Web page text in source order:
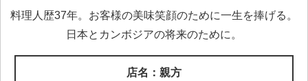
料理人歴37年。お客様の美味笑顔のために一生を捧げる。
日本とカンボジアの将来のために。
店名：親方